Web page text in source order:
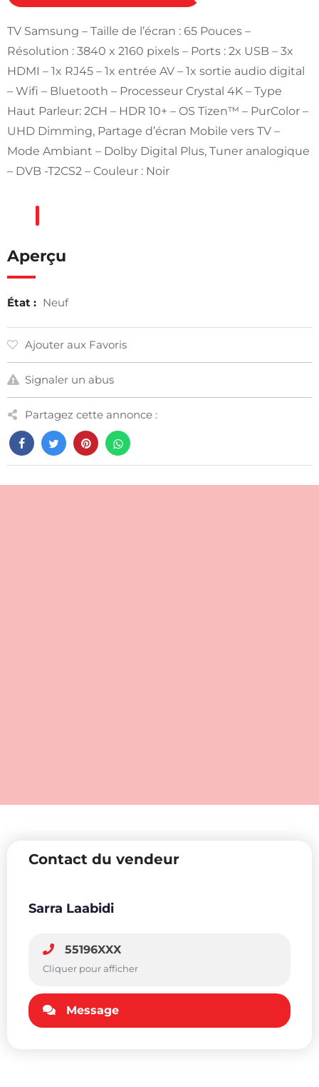
TV Samsung – Taille de l’écran : 65 Pouces –
Résolution : 3840 x 2160 pixels – Ports : 2x USB – 3x
HDMI – 1x RJ45 – 1x entrée AV – 1x sortie audio digital
– Wifi – Bluetooth – Processeur Crystal 4K – Type
Haut Parleur: 2CH – HDR 10+ – OS Tizen™ – PurColor –
UHD Dimming, Partage d’écran Mobile vers TV –
Mode Ambiant – Dolby Digital Plus, Tuner analogique
– DVB -T2CS2 – Couleur : Noir
Aperçu
État : Neuf
Ajouter aux Favoris
Signaler un abus
Partagez cette annonce :
Contact du vendeur
Sarra Laabidi
55196XXX
Cliquer pour afficher
Message